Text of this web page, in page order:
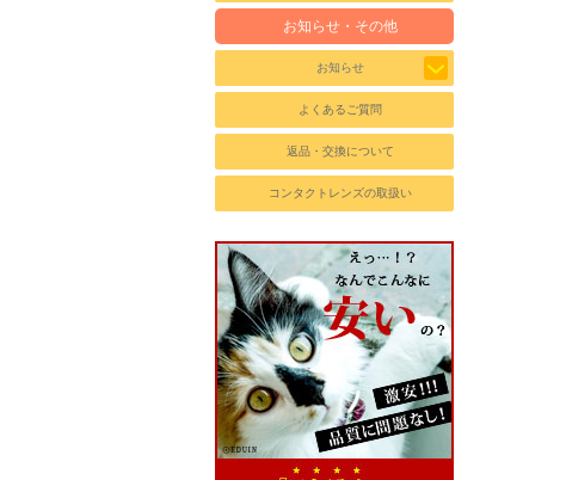
お知らせ・その他
お知らせ
よくあるご質問
返品・交換について
コンタクトレンズの取扱い